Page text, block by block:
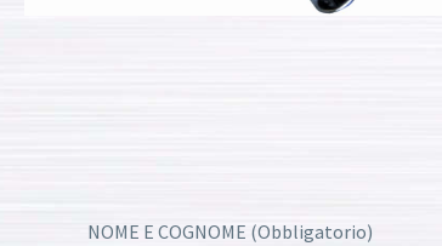
NOME E COGNOME (Obbligatorio)